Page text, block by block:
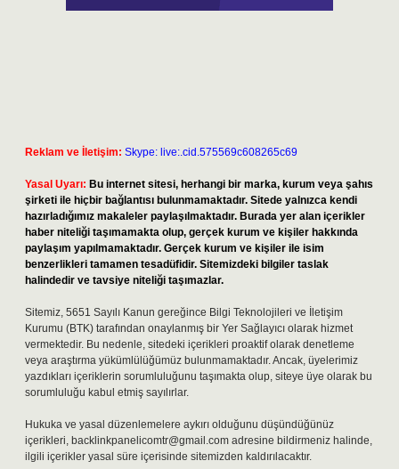
Reklam ve İletişim: Skype: live:.cid.575569c608265c69
Yasal Uyarı: Bu internet sitesi, herhangi bir marka, kurum veya şahıs
şirketi ile hiçbir bağlantısı bulunmamaktadır. Sitede yalnızca kendi
hazırladığımız makaleler paylaşılmaktadır. Burada yer alan içerikler
haber niteliği taşımamakta olup, gerçek kurum ve kişiler hakkında
paylaşım yapılmamaktadır. Gerçek kurum ve kişiler ile isim
benzerlikleri tamamen tesadüfidir. Sitemizdeki bilgiler taslak
halindedir ve tavsiye niteliği taşımazlar.
Sitemiz, 5651 Sayılı Kanun gereğince Bilgi Teknolojileri ve İletişim
Kurumu (BTK) tarafından onaylanmış bir Yer Sağlayıcı olarak hizmet
vermektedir. Bu nedenle, sitedeki içerikleri proaktif olarak denetleme
veya araştırma yükümlülüğümüz bulunmamaktadır. Ancak, üyelerimiz
yazdıkları içeriklerin sorumluluğunu taşımakta olup, siteye üye olarak bu
sorumluluğu kabul etmiş sayılırlar.
Hukuka ve yasal düzenlemelere aykırı olduğunu düşündüğünüz
içerikleri, backlinkpanelicomtr@gmail.com adresine bildirmeniz halinde,
ilgili içerikler yasal süre içerisinde sitemizden kaldırılacaktır.